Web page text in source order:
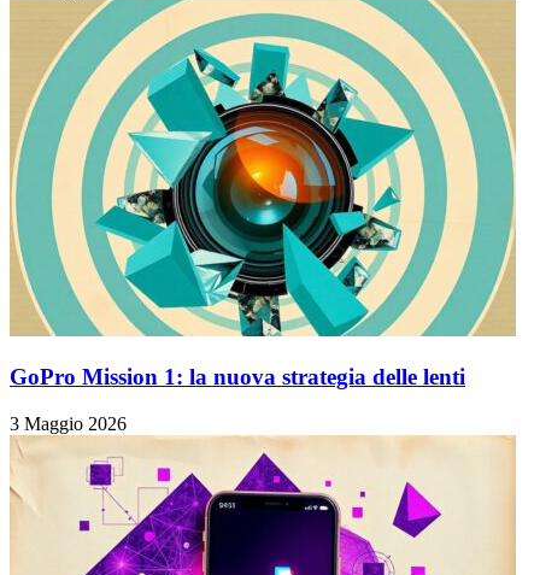
GoPro Mission 1: la nuova strategia delle lenti
3 Maggio 2026